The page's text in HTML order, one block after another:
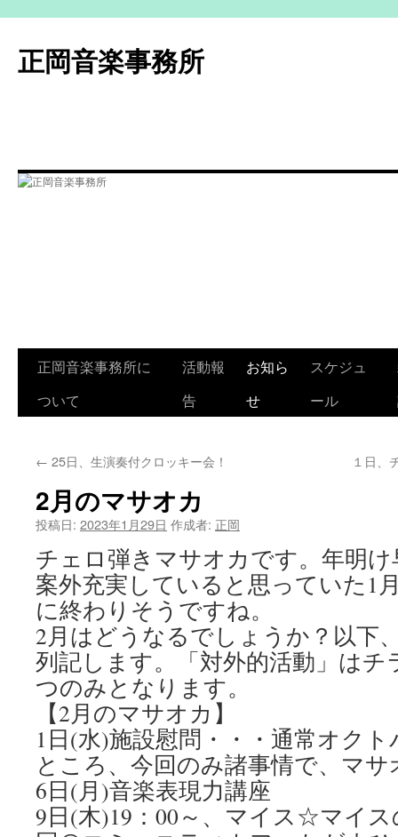
テ
ン
プ
正岡音楽事務所
正岡音楽事務所に
ついて
活動報
告
お知ら
せ
スケジュ
ール
← 25日、生演奏付クロッキー会！ １日、
2月のマサオカ
投稿日: 2023年1月29日 作成者: 正岡
チェロ弾きマサオカです。年明
案外充実していると思っていた1
に終わりそうですね。
2月はどうなるでしょうか？以下
列記します。「対外的活動」はチ
つのみとなります。
【2月のマサオカ】
1日(水)施設慰問・・・通常オク
ところ、今回のみ諸事情で、マ
6日(月)音楽表現力講座
9日(木)19：00～、マイス☆マイ